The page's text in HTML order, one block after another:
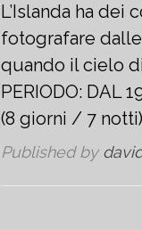
L’Islanda ha
fotografare
quando il cielo
PERIODO: DAL
(8 giorni / 7 notti)
Published by